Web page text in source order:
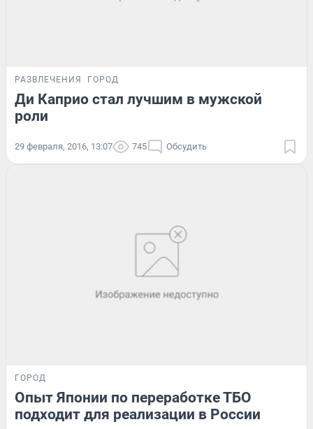
РАЗВЛЕЧЕНИЯ ГОРОД
Ди Каприо стал лучшим в мужской
роли
29 февраля, 2016, 13:07 745 Обсудить
ГОРОД
Опыт Японии по переработке ТБО
подходит для реализации в России